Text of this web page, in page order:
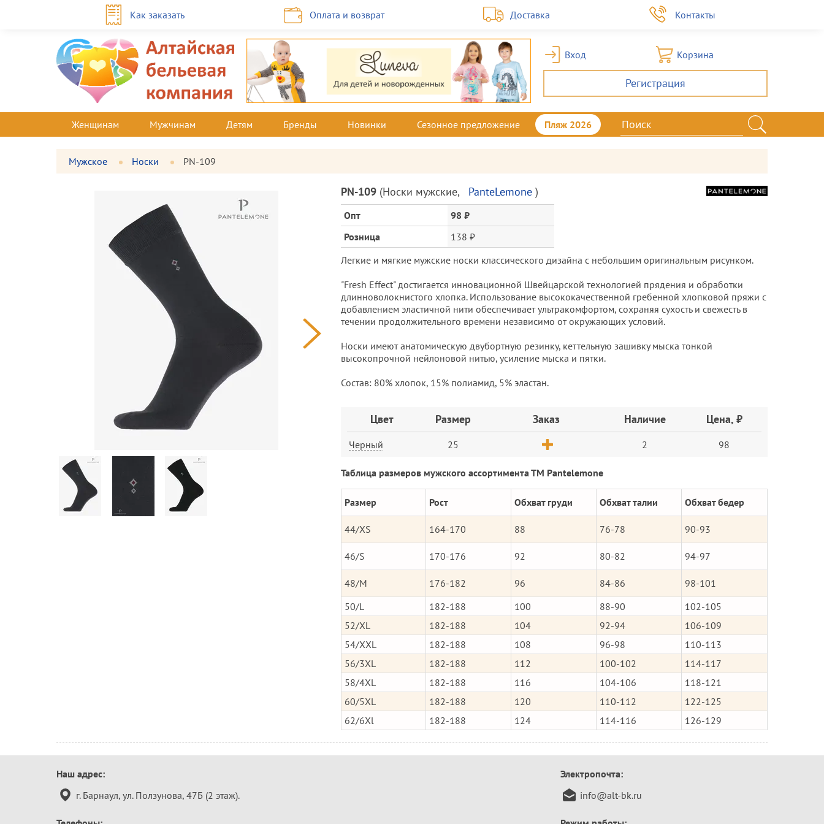
Как заказать Оплата и возврат Доставка Контакты
Вход Корзина
Регистрация
Женщинам Мужчинам Детям Бренды Новинки Сезонное предложение Пляж 2026
Мужское Носки PN-109
Предпросмотр
фотографий
Описание
товара
и
цена
PN-109 (Носки мужские, PanteLemone )
Опт
98 ₽
Розница
138 ₽
Легкие и мягкие мужские носки классического дизайна с небольшим оригинальным рисунком.
"Fresh Effect" достигается инновационной Швейцарской технологией прядения и обработки
длинноволокнистого хлопка. Использование высококачественной гребенной хлопковой пряжи с
добавлением эластичной нити обеспечивает ультракомфортом, сохраняя сухость и свежесть в
течении продолжительного времени независимо от окружающих условий.
Носки имеют анатомическую двубортную резинку, кеттельную зашивку мыска тонкой
высокопрочной нейлоновой нитью, усиление мыска и пятки.
Состав: 80% хлопок, 15% полиамид, 5% эластан.
ЗаказЦвет Размер Заказ Наличие Цена, ₽
Черный 25 2 98
Таблица размеров мужского ассортимента ТМ Pantelemone
Размер Рост Обхват груди Обхват талии Обхват бедер
44/XS 164-170 88 76-78 90-93
46/S 170-176 92 80-82 94-97
48/M 176-182 96 84-86
98-101
50/L
182-188 100 88-90
102-105
52/XL
182-188 104 92-94
106-109
54/XXL
182-188 108 96-98
110-113
56/3XL
182-188 112 100-102
114-117
58/4XL
182-188 116 104-106
118-121
60/5XL
182-188 120 110-112
122-125
62/6Xl
182-188 124 114-116 126-129
Контактная
информация
Наш адрес:
г. Барнаул, ул. Ползунова, 47Б (2 этаж).
Электропочта:
info@alt-bk.ru